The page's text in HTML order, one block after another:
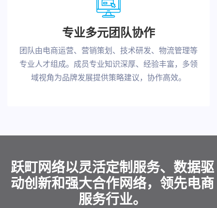
专业多元团队协作
团队由电商运营、营销策划、技术研发、物流管理等
专业人才组成。成员专业知识深厚、经验丰富，多领
域视角为品牌发展提供策略建议，协作高效。
跃町网络以灵活定制服务、数据驱
动创新和强大合作网络，领先电商
服务行业。